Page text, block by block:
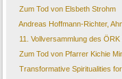
Zum Tod von Elsbeth Strohm
Andreas Hoffmann-Richter,
11. Vollversammlung des
Zum Tod von Pfarrer Kichie
Transformative Spiritualities